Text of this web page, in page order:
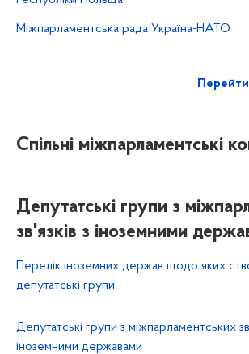
Міжпарламентська рада Україна-НАТО
Спільні міжпарламентські
Депутатські групи з
зв'язків з іноземними
Перелік іноземних держав щодо яких
депутатські групи
Депутатські групи з міжпарламентських
іноземними державами